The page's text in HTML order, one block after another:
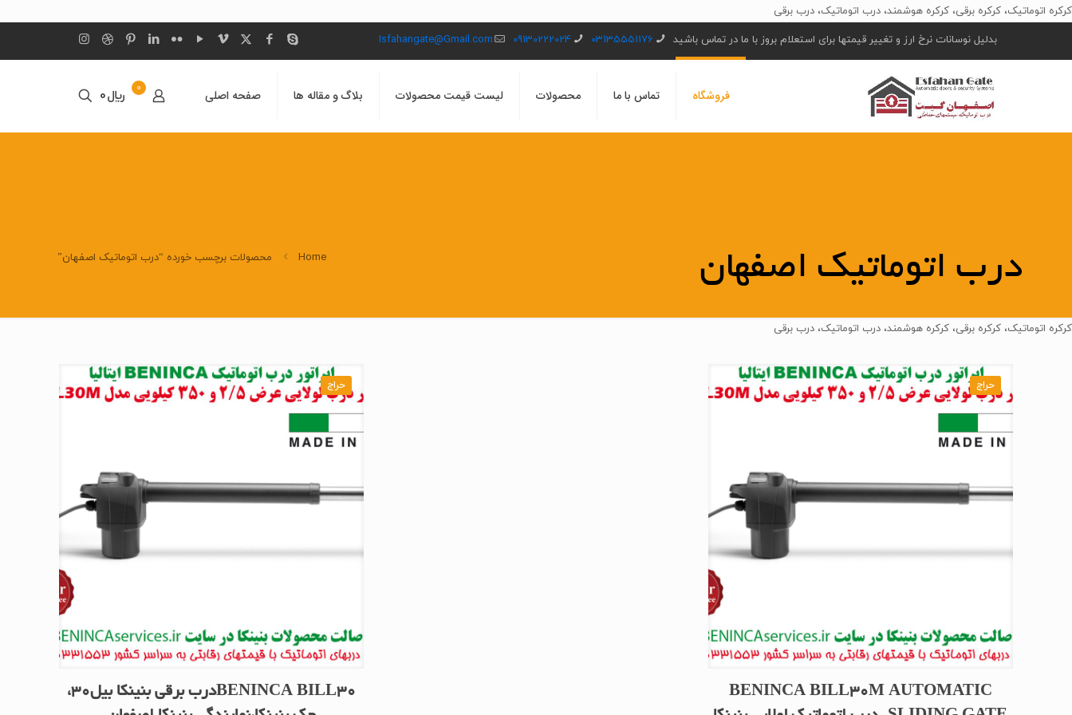
کرکره اتوماتیک، کرکره برقی، کرکره هوشمند، درب اتوماتیک، درب برقی
بدلیل نوسانات نرخ ارز و تغییر قیمتها برای استعلام بروز با ما در تماس باشید
03135551176
09130222024
Isfahangate@Gmail.com
فروشگاه تماس با ما محصولات لیست قیمت محصولات بلاگ و مقاله ها صفحه اصلی 0 ﷼0
درب اتوماتیک اصفهان Home محصولات برچسب خورده “درب اتوماتیک اصفهان”
کرکره اتوماتیک، کرکره برقی، کرکره هوشمند، درب اتوماتیک، درب برقی
حراج
BENINCA BILL30M AUTOMATIC
حراج
BENINCA BILL30درب برقی بنینکا بیل30،